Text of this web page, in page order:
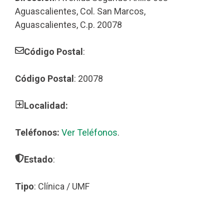
Aguascalientes, Col. San Marcos,
Aguascalientes, C.p. 20078
Código Postal :
Código Postal : 20078
Localidad:
Teléfonos: Ver Teléfonos.
Estado:
Tipo: Clínica / UMF